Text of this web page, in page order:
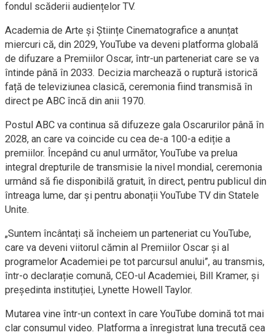
fondul scăderii audiențelor TV.
Academia de Arte și Științe Cinematografice a anunțat
miercuri că, din 2029, YouTube va deveni platforma globală
de difuzare a Premiilor Oscar, într-un parteneriat care se va
întinde până în 2033. Decizia marchează o ruptură istorică
față de televiziunea clasică, ceremonia fiind transmisă în
direct pe ABC încă din anii 1970.
Postul ABC va continua să difuzeze gala Oscarurilor până în
2028, an care va coincide cu cea de-a 100-a ediție a
premiilor. Începând cu anul următor, YouTube va prelua
integral drepturile de transmisie la nivel mondial, ceremonia
urmând să fie disponibilă gratuit, în direct, pentru publicul din
întreaga lume, dar și pentru abonații YouTube TV din Statele
Unite.
„Suntem încântați să încheiem un parteneriat cu YouTube,
care va deveni viitorul cămin al Premiilor Oscar și al
programelor Academiei pe tot parcursul anului”, au transmis,
într-o declarație comună, CEO-ul Academiei, Bill Kramer, și
președinta instituției, Lynette Howell Taylor.
Mutarea vine într-un context în care YouTube domină tot mai
clar consumul video. Platforma a înregistrat luna trecută cea